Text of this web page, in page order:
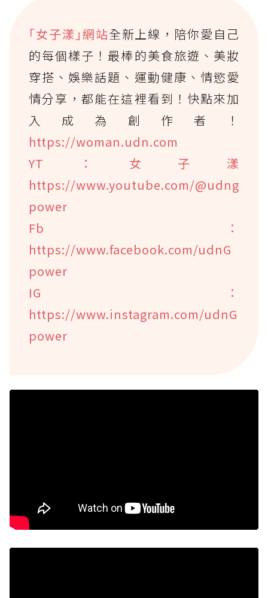
｢女子漾｣網站全新上線，陪你愛自己
的每個樣子！最棒的美食旅遊、美妝
穿搭、娛樂話題、運動健康、情慾愛
情分享，都能在這裡看到！快點來加
入成為創作者！
https://woman.udn.com
YT：女子漾
https://www.youtube.com/@udng
power
Fb：
https://www.facebook.com/udnG
power
IG：
https://www.instagram.com/udnG
power